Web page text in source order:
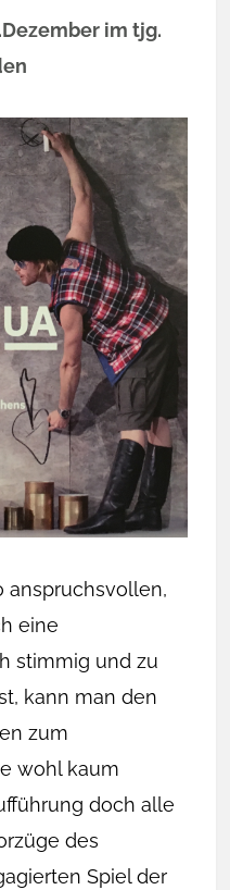
im tjg.
anspruchsvollen,
eine
stimmig und zu
kann man den
zum
wohl kaum
doch alle
des
Spiel der